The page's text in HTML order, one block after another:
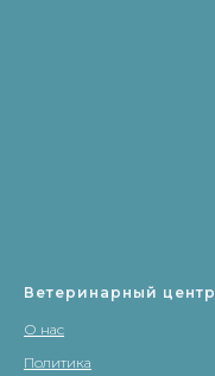
Ветеринарный центр
О нас
Политика